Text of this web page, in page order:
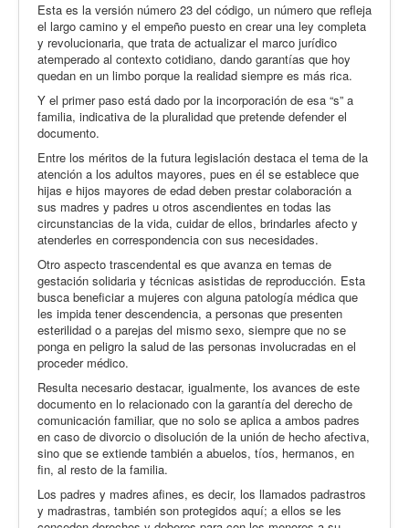
Esta es la versión número 23 del código, un número que refleja
el largo camino y el empeño puesto en crear una ley completa
y revolucionaria, que trata de actualizar el marco jurídico
atemperado al contexto cotidiano, dando garantías que hoy
quedan en un limbo porque la realidad siempre es más rica.
Y el primer paso está dado por la incorporación de esa “s” a
familia, indicativa de la pluralidad que pretende defender el
documento.
Entre los méritos de la futura legislación destaca el tema de la
atención a los adultos mayores, pues en él se establece que
hijas e hijos mayores de edad deben prestar colaboración a
sus madres y padres u otros ascendientes en todas las
circunstancias de la vida, cuidar de ellos, brindarles afecto y
atenderles en correspondencia con sus necesidades.
Otro aspecto trascendental es que avanza en temas de
gestación solidaria y técnicas asistidas de reproducción. Esta
busca beneficiar a mujeres con alguna patología médica que
les impida tener descendencia, a personas que presenten
esterilidad o a parejas del mismo sexo, siempre que no se
ponga en peligro la salud de las personas involucradas en el
proceder médico.
Resulta necesario destacar, igualmente, los avances de este
documento en lo relacionado con la garantía del derecho de
comunicación familiar, que no solo se aplica a ambos padres
en caso de divorcio o disolución de la unión de hecho afectiva,
sino que se extiende también a abuelos, tíos, hermanos, en
fin, al resto de la familia.
Los padres y madres afines, es decir, los llamados padrastros
y madrastras, también son protegidos aquí; a ellos se les